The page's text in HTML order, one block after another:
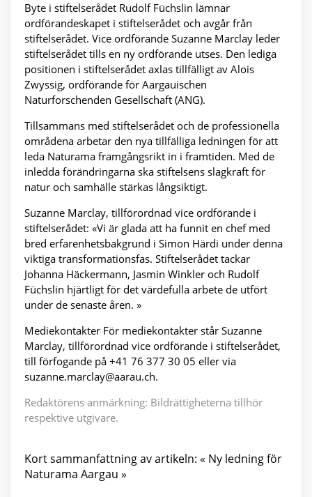
Byte i stiftelserådet Rudolf Füchslin lämnar
ordförandeskapet i stiftelserådet och avgår från
stiftelserådet. Vice ordförande Suzanne Marclay leder
stiftelserådet tills en ny ordförande utses. Den lediga
positionen i stiftelserådet axlas tillfälligt av Alois
Zwyssig, ordförande för Aargauischen
Naturforschenden Gesellschaft (ANG).
Tillsammans med stiftelserådet och de professionella
områdena arbetar den nya tillfälliga ledningen för att
leda Naturama framgångsrikt in i framtiden. Med de
inledda förändringarna ska stiftelsens slagkraft för
natur och samhälle stärkas långsiktigt.
Suzanne Marclay, tillförordnad vice ordförande i
stiftelserådet: «Vi är glada att ha funnit en chef med
bred erfarenhetsbakgrund i Simon Härdi under denna
viktiga transformationsfas. Stiftelserådet tackar
Johanna Häckermann, Jasmin Winkler och Rudolf
Füchslin hjärtligt för det värdefulla arbete de utfört
under de senaste åren. »
Mediekontakter För mediekontakter står Suzanne
Marclay, tillförordnad vice ordförande i stiftelserådet,
till förfogande på +41 76 377 30 05 eller via
suzanne.marclay@aarau.ch.
Redaktörens anmärkning: Bildrättigheterna tillhör
respektive utgivare.
Kort sammanfattning av artikeln: « Ny ledning för
Naturama Aargau »